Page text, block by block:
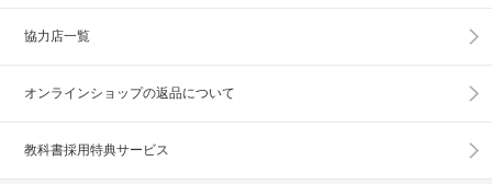
協力店一覧
オンラインショップの返品について
教科書採用特典サービス